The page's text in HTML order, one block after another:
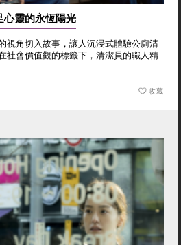
心靈的永恆陽光
視角切入故事，讓人沉浸式體驗公廁清
社會價值觀的標籤下，清潔員的職人精
收藏